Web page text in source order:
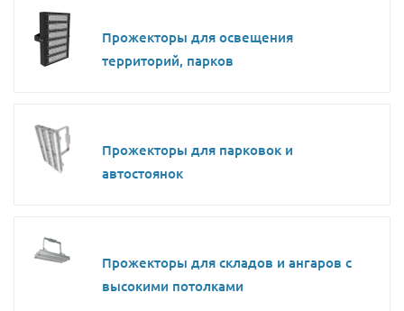
Прожекторы для освещения
территорий, парков
Прожекторы для парковок и
автостоянок
Прожекторы для складов и ангаров с
высокими потолками